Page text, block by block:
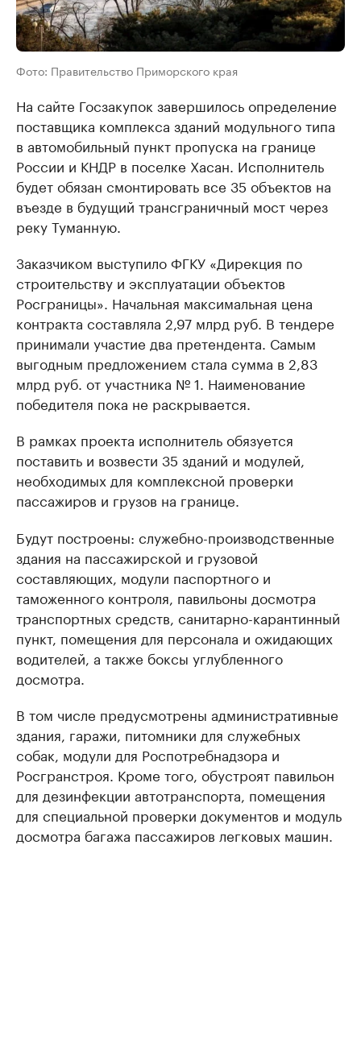
Фото: Правительство Приморского края
На сайте Госзакупок завершилось определение
поставщика комплекса зданий модульного типа
в автомобильный пункт пропуска на границе
России и КНДР в поселке Хасан. Исполнитель
будет обязан смонтировать все 35 объектов на
въезде в будущий трансграничный мост через
реку Туманную.
Заказчиком выступило ФГКУ «Дирекция по
строительству и эксплуатации объектов
Росграницы». Начальная максимальная цена
контракта составляла 2,97 млрд руб. В тендере
принимали участие два претендента. Самым
выгодным предложением стала сумма в 2,83
млрд руб. от участника № 1. Наименование
победителя пока не раскрывается.
В рамках проекта исполнитель обязуется
поставить и возвести 35 зданий и модулей,
необходимых для комплексной проверки
пассажиров и грузов на границе.
Будут построены: служебно-производственные
здания на пассажирской и грузовой
составляющих, модули паспортного и
таможенного контроля, павильоны досмотра
транспортных средств, санитарно-карантинный
пункт, помещения для персонала и ожидающих
водителей, а также боксы углубленного
досмотра.
В том числе предусмотрены административные
здания, гаражи, питомники для служебных
собак, модули для Роспотребнадзора и
Росгранстроя. Кроме того, обустроят павильон
для дезинфекции автотранспорта, помещения
для специальной проверки документов и модуль
досмотра багажа пассажиров легковых машин.